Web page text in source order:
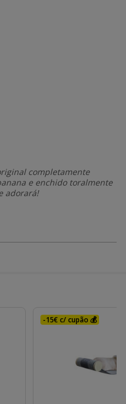
completamente
e enchido toralmente
adorará!
-15€ c/ cupão 💰